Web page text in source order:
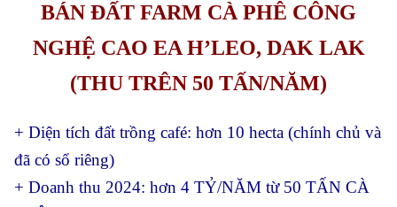
BÁN ĐẤT FARM CÀ PHÊ CÔNG
NGHỆ CAO EA H’LEO, DAK LAK
(THU TRÊN 50 TẤN/NĂM)
+ Diện tích đất trồng café: hơn 10 hecta (chính chủ và
đã có sổ riêng)
+ Doanh thu 2024: hơn 4 TỶ/NĂM từ 50 TẤN CÀ